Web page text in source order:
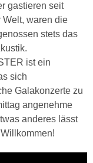
gastieren seit
Welt, waren die
stets das
ist ein
sich
Galakonzerte zu
angenehme
anderes lässt